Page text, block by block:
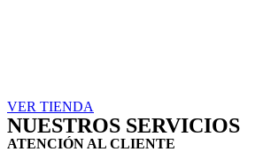
VER TIENDA
NUESTROS SERVICIOS
ATENCIÓN AL CLIENTE